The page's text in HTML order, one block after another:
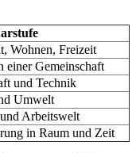
Wohnen, Freizeit
einer Gemeinschaft
und Technik
Umwelt
Arbeitswelt
in Raum und Zeit